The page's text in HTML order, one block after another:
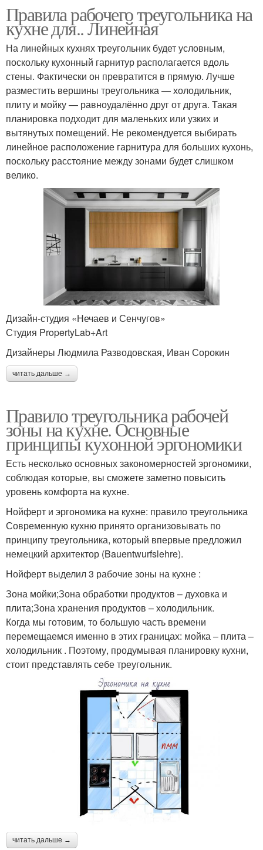
Правила рабочего треугольника на
кухне для.. Линейная
На линейных кухнях треугольник будет условным,
поскольку кухонный гарнитур располагается вдоль
стены. Фактически он превратится в прямую. Лучше
разместить вершины треугольника — холодильник,
плиту и мойку — равноудалённо друг от друга. Такая
планировка подходит для маленьких или узких и
вытянутых помещений. Не рекомендуется выбирать
линейное расположение гарнитура для больших кухонь,
поскольку расстояние между зонами будет слишком
велико.
Дизайн-студия «Нечаев и Сенчугов»
Студия PropertyLab+Art
Дизайнеры Людмила Разводовская, Иван Сорокин
читать дальше →
Правило треугольника рабочей
зоны на кухне. Основные
принципы кухонной эргономики
Есть несколько основных закономерностей эргономики,
соблюдая которые, вы сможете заметно повысить
уровень комфорта на кухне.
Нойферт и эргономика на кухне: правило треугольника
Современную кухню принято организовывать по
принципу треугольника, который впервые предложил
немецкий архитектор (Bauentwurfslehre).
Нойферт выделил 3 рабочие зоны на кухне :
Зона мойки;Зона обработки продуктов – духовка и
плита;Зона хранения продуктов – холодильник.
Когда мы готовим, то большую часть времени
перемещаемся именно в этих границах: мойка – плита –
холодильник . Поэтому, продумывая планировку кухни,
стоит представлять себе треугольник.
читать дальше →